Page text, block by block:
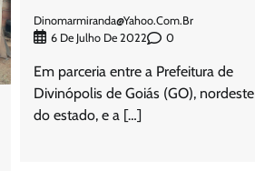
Dinomarmiranda@yahoo.com.br
6 De Julho De 2022
0
Em parceria entre a Prefeitura de
Divinópolis de Goiás (GO), nordeste
do estado, e a […]